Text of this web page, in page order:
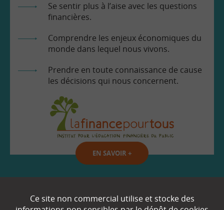
Se sentir plus à l’aise avec les questions
financières.
Comprendre les enjeux économiques du
monde dans lequel nous vivons.
Prendre en toute connaissance de cause
les décisions qui nous concernent.
EN SAVOIR +
Ce site non commercial utilise et stocke des